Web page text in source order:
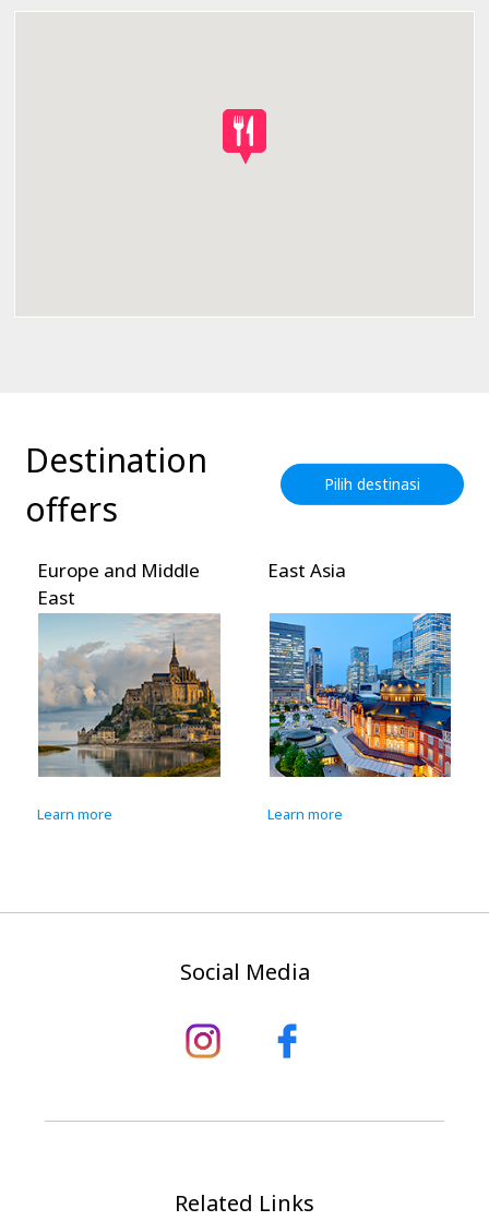
Destination
offers
Pilih destinasi
Europe and Middle
East
Learn more
East Asia
Learn more
Social Media
Related Links